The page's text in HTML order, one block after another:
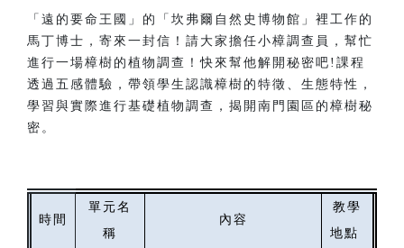
「遠的要命王國」的「坎弗爾自然史博物館」裡工作的
馬丁博士，寄來一封信！請大家擔任小樟調查員，幫忙
進行一場樟樹的植物調查！快來幫他解開秘密吧!課程
透過五感體驗，帶領學生認識樟樹的特徵、生態特性，
學習與實際進行基礎植物調查，揭開南門園區的樟樹秘
密。
時間
單元名
稱
內容
教學
地點